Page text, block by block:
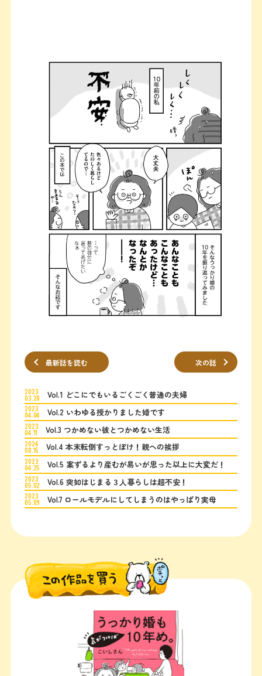
最新話を読む 次の話
2023
03.28 Vol.1 どこにでもいるごくごく普通の夫婦
2023
04.04 Vol.2 いわゆる授かりました婚です
2023
04.11 Vol.3 つかめない彼とつかめない生活
2024
08.15 Vol.4 本末転倒すっとぼけ！親への挨拶
2023
04.25 Vol.5 案ずるより産むが易いが思った以上に大変だ！
2023
05.02 Vol.6 突如はじまる３人暮らしは超不安！
2023
05.09 Vol.7 ロールモデルにしてしまうのはやっぱり実母